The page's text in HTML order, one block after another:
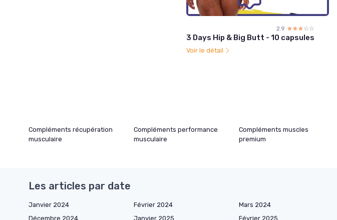
2.9 ☆☆☆☆☆
★★★★★
3 Days Hip & Big Butt - 10 capsules
Voir le détail
Compléments récupération
musculaire
Compléments performance
musculaire
Compléments muscles
premium
Les articles par date
Janvier 2024 Février 2024 Mars 2024
Décembre 2024
Janvier 2025 Février 2025